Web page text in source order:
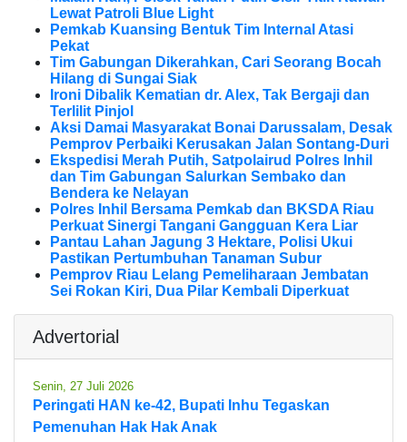
Lewat Patroli Blue Light
Pemkab Kuansing Bentuk Tim Internal Atasi
Pekat
Tim Gabungan Dikerahkan, Cari Seorang Bocah
Hilang di Sungai Siak
Ironi Dibalik Kematian dr. Alex, Tak Bergaji dan
Terlilit Pinjol
Aksi Damai Masyarakat Bonai Darussalam, Desak
Pemprov Perbaiki Kerusakan Jalan Sontang-Duri
Ekspedisi Merah Putih, Satpolairud Polres Inhil
dan Tim Gabungan Salurkan Sembako dan
Bendera ke Nelayan
Polres Inhil Bersama Pemkab dan BKSDA Riau
Perkuat Sinergi Tangani Gangguan Kera Liar
Pantau Lahan Jagung 3 Hektare, Polisi Ukui
Pastikan Pertumbuhan Tanaman Subur
Pemprov Riau Lelang Pemeliharaan Jembatan
Sei Rokan Kiri, Dua Pilar Kembali Diperkuat
Advertorial
Senin, 27 Juli 2026
Peringati HAN ke-42, Bupati Inhu Tegaskan
Pemenuhan Hak Hak Anak